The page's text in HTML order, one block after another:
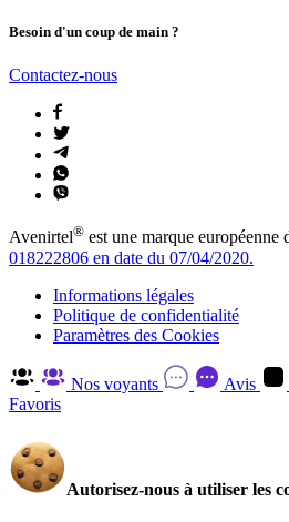
Besoin d'un coup de main ?
Contactez-nous
Avenirtel® est une marque européenne
018222806 en date du 07/04/2020.
Informations légales
Politique de confidentialité
Paramètres des Cookies
Nos voyants Avis
Favoris
Autorisez-nous à utiliser les